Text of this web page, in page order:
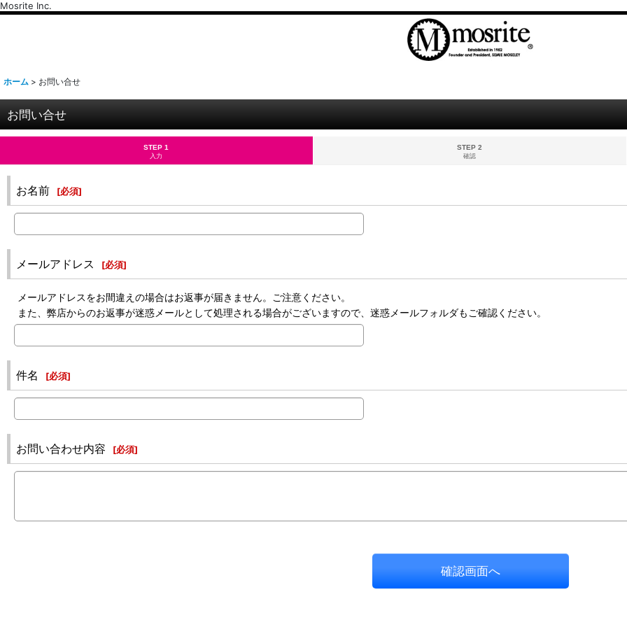
Mosrite Inc.
ホーム > お問い合せ
お問い合せ
STEP 1
入力
STEP 2
確認
お名前 [必須]
メールアドレス [必須]
メールアドレスをお間違えの場合はお返事が届きません。ご注意ください。
また、弊店からのお返事が迷惑メールとして処理される場合がございますので、迷惑メールフォルダもご確認ください。
件名 [必須]
お問い合わせ内容 [必須]
確認画面へ